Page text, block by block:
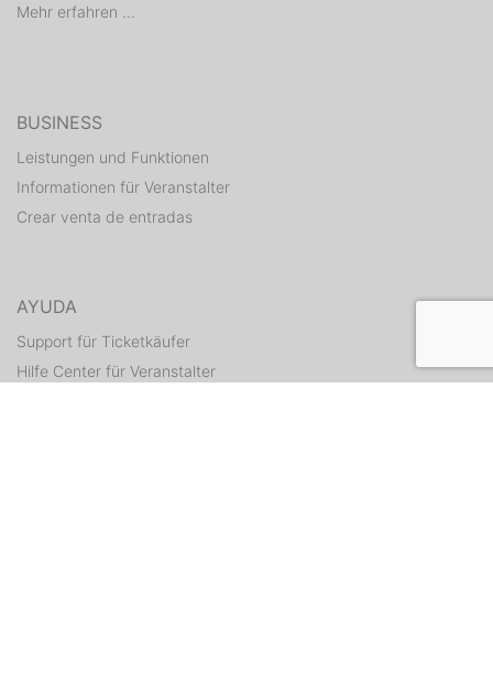
Mehr erfahren ...
BUSINESS
Leistungen und Funktionen
Informationen für Veranstalter
Crear venta de entradas
AYUDA
Support für Ticketkäufer
Hilfe Center für Veranstalter